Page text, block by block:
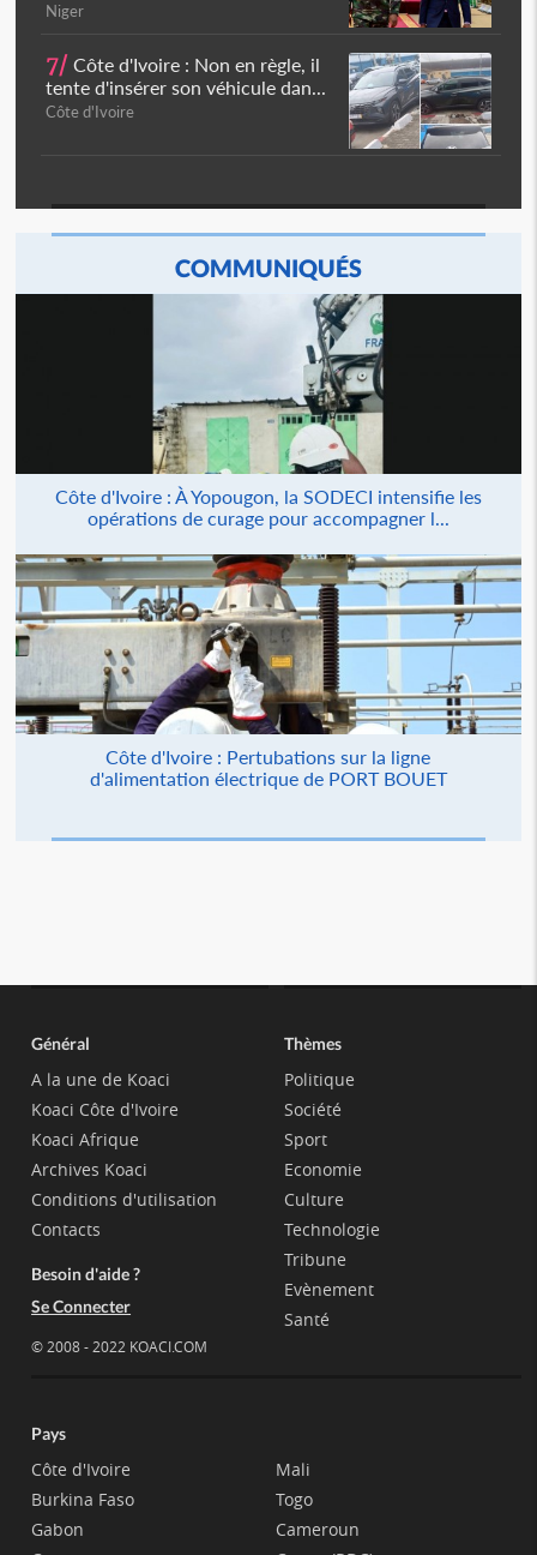
Niger
7/ Côte d'Ivoire : Non en règle, il
tente d'insérer son véhicule dan...
Côte d'Ivoire
COMMUNIQUÉS
Côte d'Ivoire : À Yopougon, la SODECI intensifie les
opérations de curage pour accompagner l...
Côte d'Ivoire : Pertubations sur la ligne
d'alimentation électrique de PORT BOUET
Général
A la une de Koaci
Koaci Côte d'Ivoire
Koaci Afrique
Archives Koaci
Conditions d'utilisation
Contacts
Besoin d'aide ?
Se Connecter
© 2008 - 2022 KOACI.COM
Thèmes
Politique
Société
Sport
Economie
Culture
Technologie
Tribune
Evènement
Santé
Pays
Côte d'Ivoire
Burkina Faso
Gabon
Mali
Togo
Cameroun